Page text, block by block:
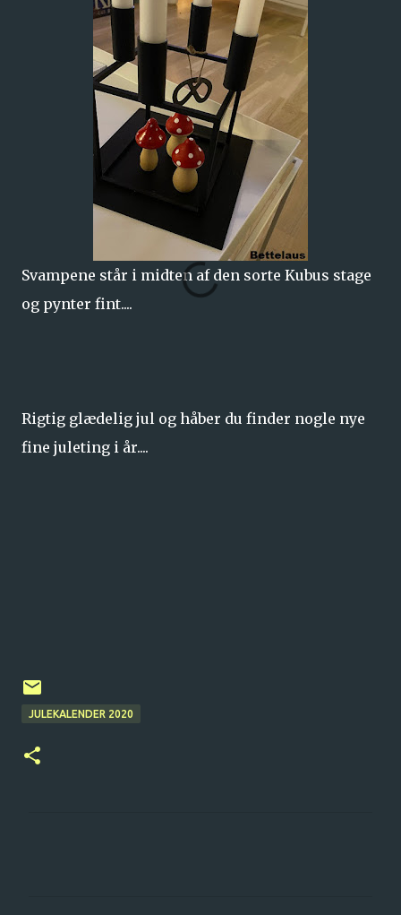
Svampene står i midten af den sorte Kubus stage
og pynter fint....
Rigtig glædelig jul og håber du finder nogle nye
fine juleting i år....
JULEKALENDER 2020